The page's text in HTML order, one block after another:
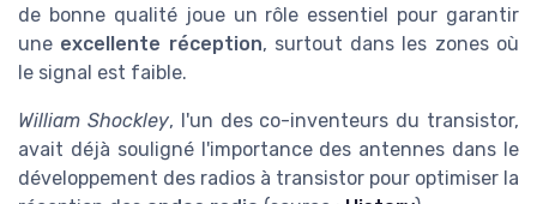
de bonne qualité joue un rôle essentiel pour garantir
une excellente réception, surtout dans les zones où
le signal est faible.
William Shockley, l'un des co-inventeurs du transistor,
avait déjà souligné l'importance des antennes dans le
développement des radios à transistor pour optimiser la